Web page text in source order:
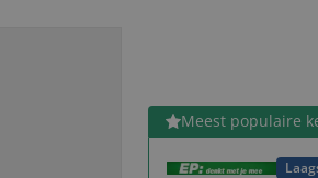
Er
Meest populaire
Bekijk product